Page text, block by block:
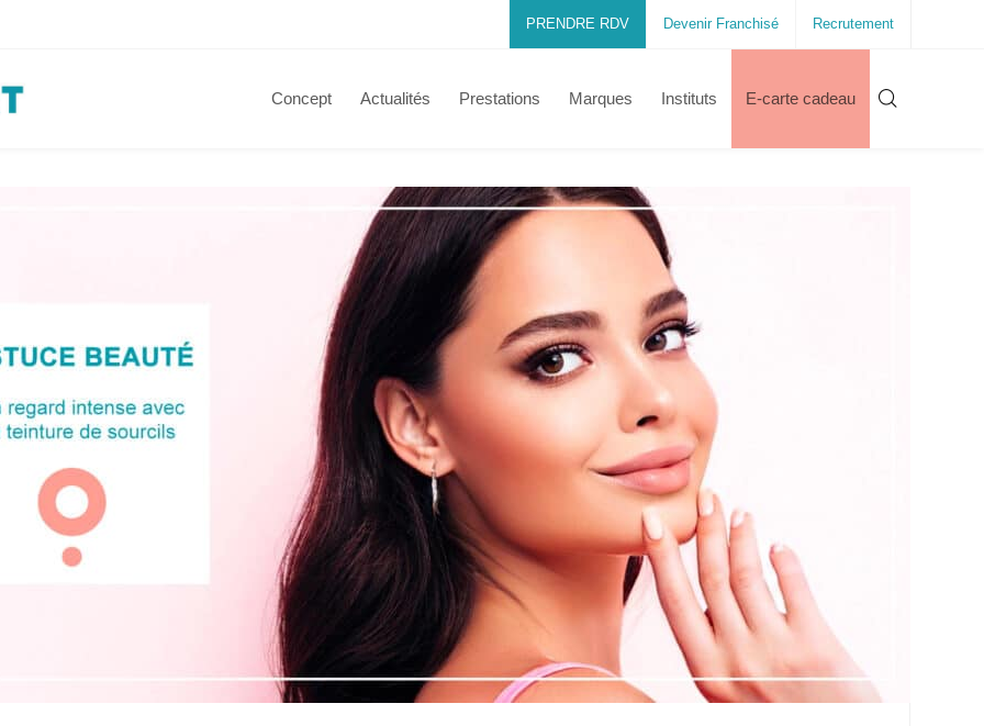
PRENDRE RDV Devenir Franchisé Recrutement
Concept Actualités Prestations Marques Instituts E-carte cadeau